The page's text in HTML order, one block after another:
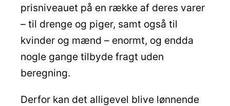
prisniveauet på en række af deres varer
– til drenge og piger, samt også til
kvinder og mænd – enormt, og endda
nogle gange tilbyde fragt uden
beregning.
Derfor kan det alligevel blive lønnende